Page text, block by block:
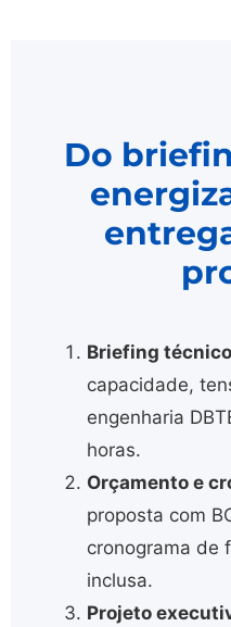
Do
Briefing
capacidade,
engenharia
horas.
Orçamento e
proposta com
cronograma de
inclusa.
Projeto